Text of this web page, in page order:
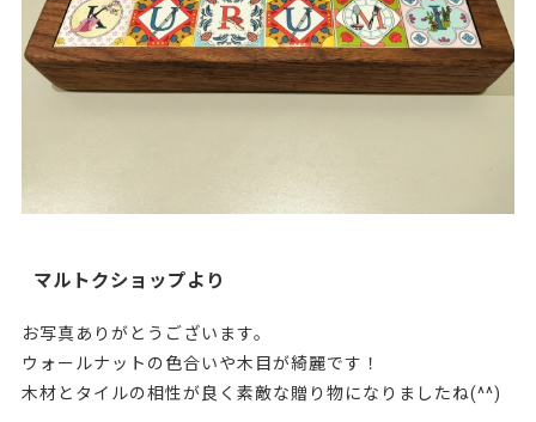
マルトクショップより
お写真ありがとうございます。
ウォールナットの色合いや木目が綺麗です！
木材とタイルの相性が良く素敵な贈り物になりましたね(^^)